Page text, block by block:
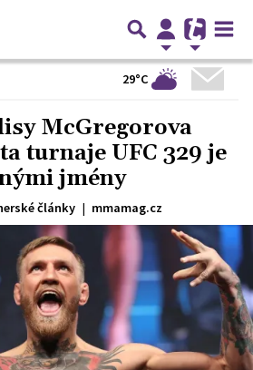
29°C
McGregorova
turnaje UFC 329 je
jmény
články | mmamag.cz